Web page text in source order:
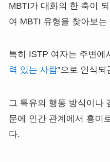
MBTI가 대화의 한 축이
여 MBTI 유형을 찾아보
특히 ISTP 여자는 주변에
력 있는 사람”으로 인식되
그 특유의 행동 방식이나
문에 인간 관계에서 흥미
다.